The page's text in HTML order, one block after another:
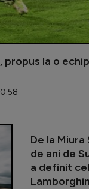
la o
De la
de ani de
a definit